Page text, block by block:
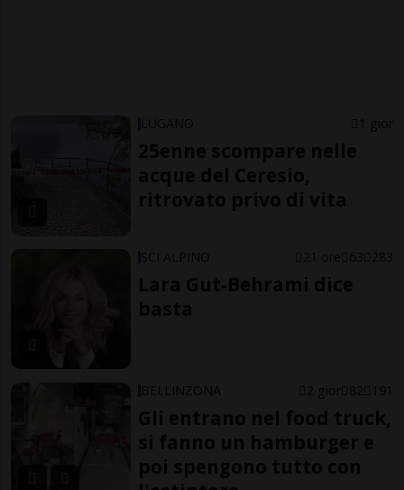
LUGANO 1 gior
25enne scompare nelle
acque del Ceresio,
ritrovato privo di vita
SCI ALPINO 21 ore 63 283
Lara Gut-Behrami dice
basta
BELLINZONA 2 gior 82 191
Gli entrano nel food truck,
si fanno un hamburger e
poi spengono tutto con